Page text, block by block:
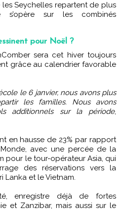
les Seychelles repartent de plus
sur les combinés
pour Noël ?
grâce au calendrier favorable
le 6 janvier, nous avons plus
les familles. Nous avons
additionnels sur la période,
en hausse de 23% par rapport
avec une percée de la
pour le tour-opérateur Asia, qui
des réservations vers la
Lanka et le Vietnam.
enregistre déjà de fortes
et Zanzibar, mais aussi sur le